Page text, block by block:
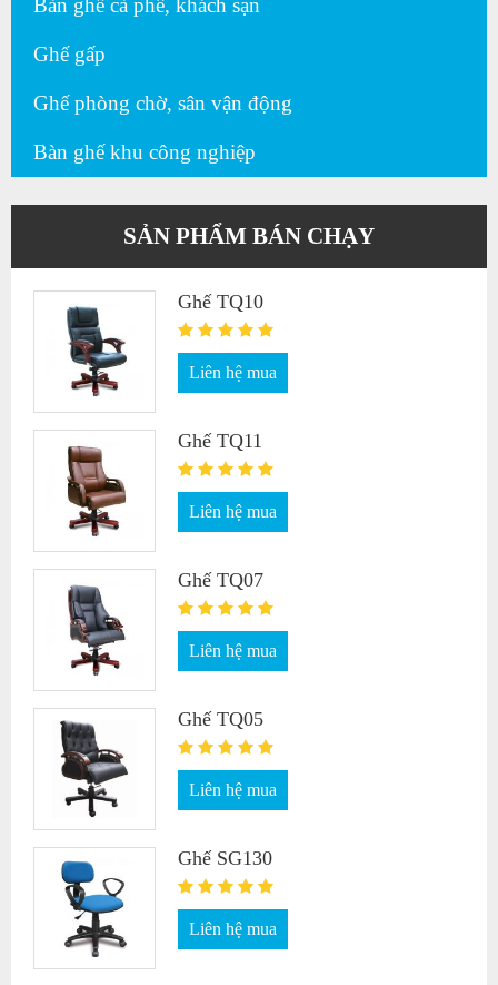
Bàn ghế cà phê, khách sạn
Ghế gấp
Ghế phòng chờ, sân vận động
Bàn ghế khu công nghiệp
SẢN PHẨM BÁN CHẠY
Ghế TQ10
Liên hệ mua
Ghế TQ11
Liên hệ mua
Ghế TQ07
Liên hệ mua
Ghế TQ05
Liên hệ mua
Ghế SG130
Liên hệ mua